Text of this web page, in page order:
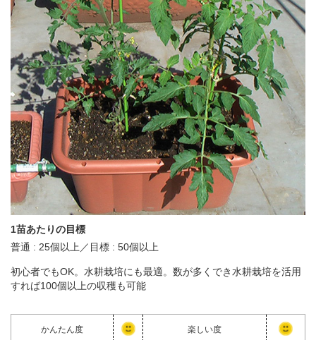
1苗あたりの目標
普通 : 25個以上／目標 : 50個以上
初心者でもOK。水耕栽培にも最適。数が多くでき水耕栽培を活用
すれば100個以上の収穫も可能
かんたん度 楽しい度